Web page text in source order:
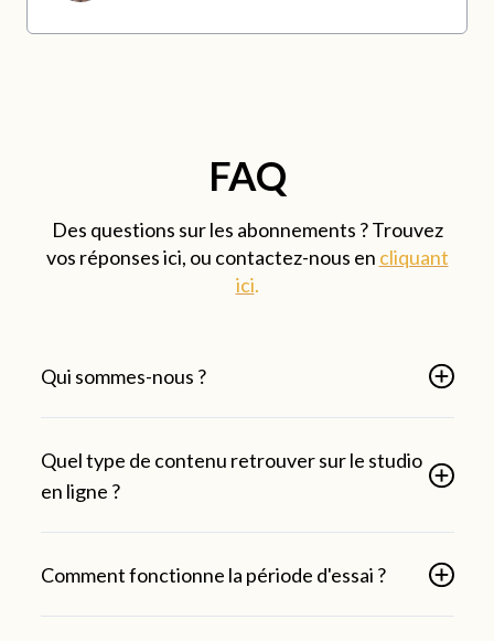
FAQ
Des questions sur les abonnements ? Trouvez
vos réponses ici, ou contactez-nous en cliquant
ici.
Qui sommes-nous ?
Quel type de contenu retrouver sur le studio
en ligne ?
Comment fonctionne la période d'essai ?